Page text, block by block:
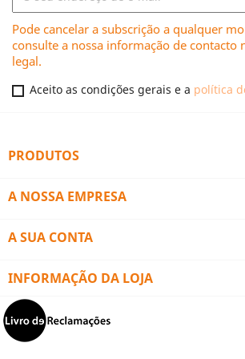
Pode cancelar a subscrição a qualquer
consulte a nossa informação de contacto
legal.
Aceito as condições gerais e a política
PRODUTOS
A NOSSA EMPRESA
A SUA CONTA
INFORMAÇÃO DA LOJA